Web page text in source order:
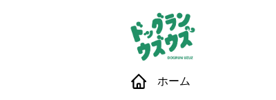
ホーム